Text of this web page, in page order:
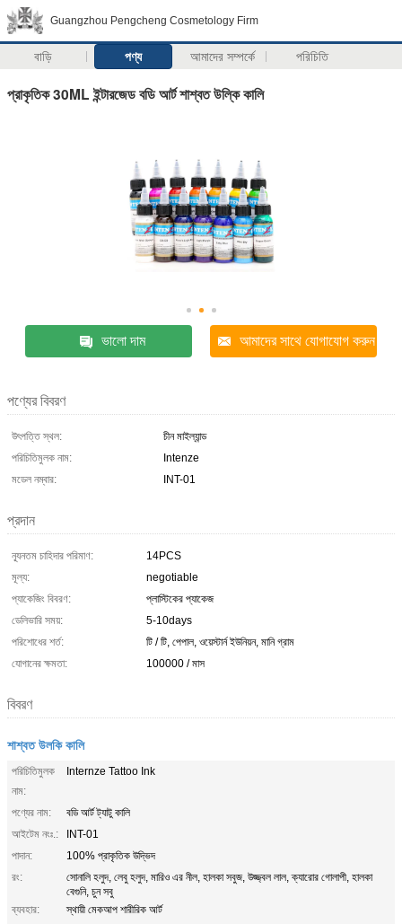
Guangzhou Pengcheng Cosmetology Firm
বাড়ি পণ্য আমাদের সম্পর্কে পরিচিতি
প্রাকৃতিক 30ML ইন্টারজেড বডি আর্ট শাশ্বত উল্কি কালি
ভালো দাম আমাদের সাথে যোগাযোগ করুন
পণ্যের বিবরণ
উৎপত্তি স্থল:
চীন মাইল্যান্ড
পরিচিতিমুলক নাম:
Intenze
মডেল নম্বার:
INT-01
প্রদান
ন্যূনতম চাহিদার পরিমাণ:
14PCS
মূল্য:
negotiable
প্যাকেজিং বিবরণ:
প্লাস্টিকের প্যাকেজ
ডেলিভারি সময়:
5-10days
পরিশোধের শর্ত:
টি / টি, পেপাল, ওয়েস্টার্ন ইউনিয়ন, মানি গ্রাম
যোগানের ক্ষমতা:
100000 / মাস
বিবরণ
শাশ্বত উলকি কালি
পরিচিতিমুলক
নাম:
Internze Tattoo Ink
পণ্যের নাম:
বডি আর্ট ট্যাটু কালি
আইটেম নংঃ.:
INT-01
পাদান:
100% প্রাকৃতিক উদ্ভিদ
রং:
সোনালি হলুদ, লেবু হলুদ, মারিও এর নীল, হালকা সবুজ, উজ্জ্বল লাল, ক্যারোর গোলাপী, হালকা
বেগুনি, চুন সবু
ব্যবহার:
স্থায়ী মেকআপ শারীরিক আর্ট